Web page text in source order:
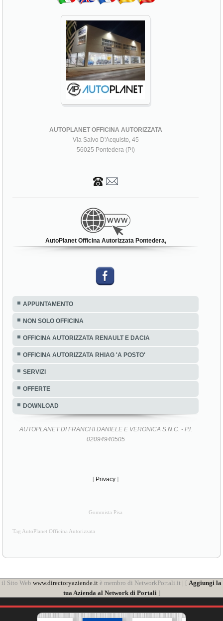
AUTOPLANET OFFICINA AUTORIZZATA
Via Salvo D'Acquisto, 45
56025 Pontedera (PI)
AutoPlanet Officina Autorizzata Pontedera,
APPUNTAMENTO
NON SOLO OFFICINA
OFFICINA AUTORIZZATA RENAULT E DACIA
OFFICINA AUTORIZZATA RHIAG 'A POSTO'
SERVIZI
OFFERTE
DOWNLOAD
AUTOPLANET DI FRANCHI DANIELE E VERONICA S.N.C. - P.I.
02094940505
[ Privacy ]
Gommista Pisa
Tag AutoPlanet Officina Autorizzata
il Sito Web www.directoryaziende.it è membro di NetworkPortali.it | [ Aggiungi la
tua Azienda al Network di Portali ]